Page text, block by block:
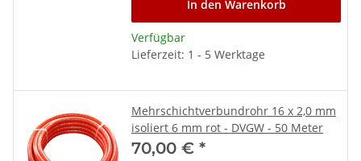
In den Warenkorb
Verfügbar
Lieferzeit: 1 - 5 Werktage
Mehrschichtverbundrohr 16 x 2,0 mm
isoliert 6 mm rot - DVGW - 50 Meter
70,00 € *